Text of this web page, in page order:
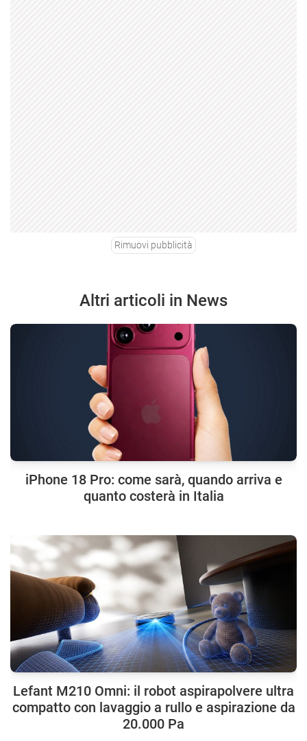
Rimuovi pubblicità
Altri articoli in News
iPhone 18 Pro: come sarà, quando arriva e
quanto costerà in Italia
Lefant M210 Omni: il robot aspirapolvere ultra
compatto con lavaggio a rullo e aspirazione da
20.000 Pa